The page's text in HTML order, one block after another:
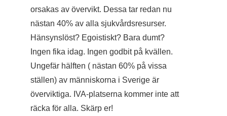
orsakas av övervikt. Dessa tar redan nu
nästan 40% av alla sjukvårdsresurser.
Hänsynslöst? Egoistiskt? Bara dumt?
Ingen fika idag. Ingen godbit på kvällen.
Ungefär hälften ( nästan 60% på vissa
ställen) av människorna i Sverige är
överviktiga. IVA-platserna kommer inte att
räcka för alla. Skärp er!